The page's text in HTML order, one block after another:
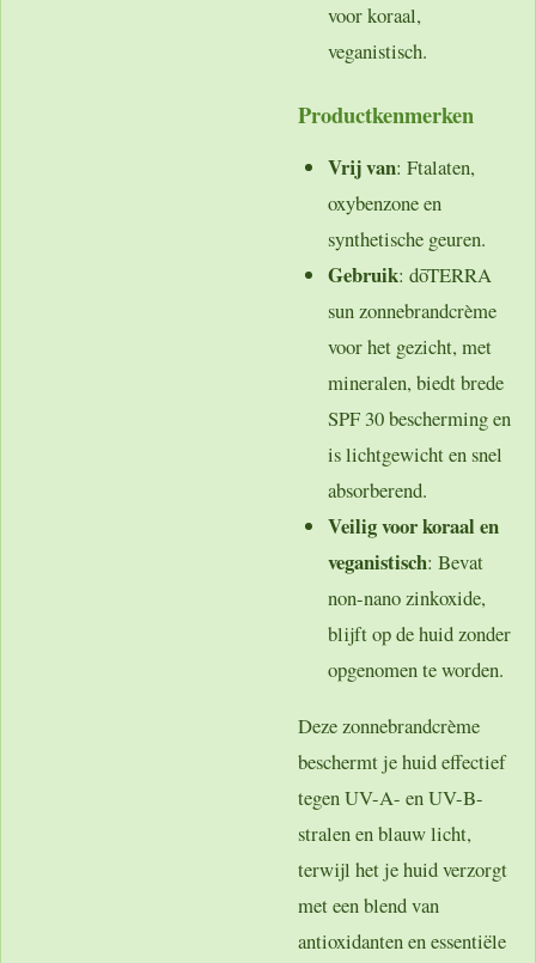
voor koraal,
veganistisch.
Productkenmerken
Vrij van: Ftalaten,
oxybenzone en
synthetische geuren.
Gebruik: dōTERRA
sun zonnebrandcrème
voor het gezicht, met
mineralen, biedt brede
SPF 30 bescherming en
is lichtgewicht en snel
absorberend.
Veilig voor koraal en
veganistisch: Bevat
non-nano zinkoxide,
blijft op de huid zonder
opgenomen te worden.
Deze zonnebrandcrème
beschermt je huid effectief
tegen UV-A- en UV-B-
stralen en blauw licht,
terwijl het je huid verzorgt
met een blend van
antioxidanten en essentiële